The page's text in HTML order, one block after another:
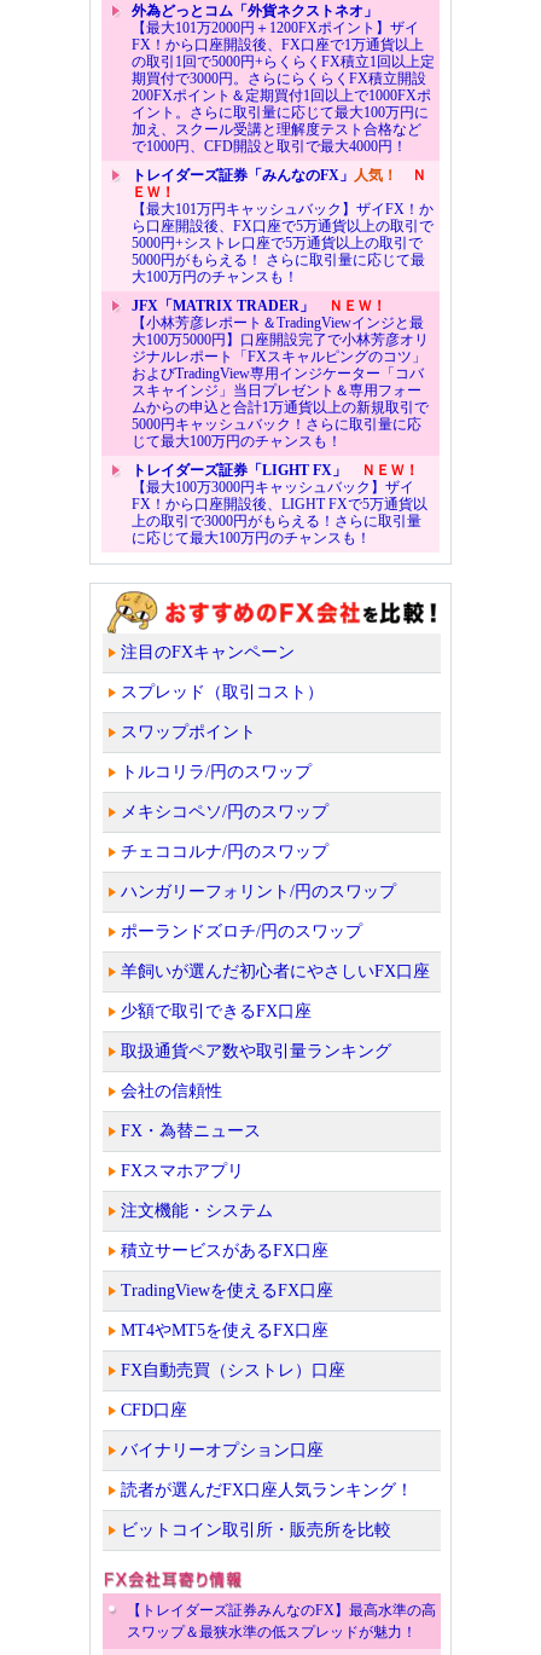
外為どっとコム「外貨ネクストネオ」
【最大101万2000円＋1200FXポイント】ザイ
FX！から口座開設後、FX口座で1万通貨以上
の取引1回で5000円+らくらくFX積立1回以上定
期買付で3000円。さらにらくらくFX積立開設
200FXポイント＆定期買付1回以上で1000FXポ
イント。さらに取引量に応じて最大100万円に
加え、スクール受講と理解度テスト合格など
で1000円、CFD開設と取引で最大4000円！
トレイダーズ証券「みんなのFX」 人気！
Ｎ
ＥＷ！
【最大101万円キャッシュバック】ザイFX！か
ら口座開設後、FX口座で5万通貨以上の取引で
5000円+シストレ口座で5万通貨以上の取引で
5000円がもらえる！ さらに取引量に応じて最
大100万円のチャンスも！
JFX「MATRIX TRADER」
ＮＥＷ！
【小林芳彦レポート＆TradingViewインジと最
大100万5000円】口座開設完了で小林芳彦オリ
ジナルレポート「FXスキャルピングのコツ」
およびTradingView専用インジケーター「コバ
スキャインジ」当日プレゼント＆専用フォー
ムからの申込と合計1万通貨以上の新規取引で
5000円キャッシュバック！さらに取引量に応
じて最大100万円のチャンスも！
トレイダーズ証券「LIGHT FX」
ＮＥＷ！
【最大100万3000円キャッシュバック】ザイ
FX！から口座開設後、LIGHT FXで5万通貨以
上の取引で3000円がもらえる！さらに取引量
に応じて最大100万円のチャンスも！
注目のFXキャンペーン
スプレッド（取引コスト）
スワップポイント
トルコリラ/円のスワップ
メキシコペソ/円のスワップ
チェココルナ/円のスワップ
ハンガリーフォリント/円のスワップ
ポーランドズロチ/円のスワップ
羊飼いが選んだ初心者にやさしいFX口座
少額で取引できるFX口座
取扱通貨ペア数や取引量ランキング
会社の信頼性
FX・為替ニュース
FXスマホアプリ
注文機能・システム
積立サービスがあるFX口座
TradingViewを使えるFX口座
MT4やMT5を使えるFX口座
FX自動売買（シストレ）口座
CFD口座
バイナリーオプション口座
読者が選んだFX口座人気ランキング！
ビットコイン取引所・販売所を比較
【トレイダーズ証券みんなのFX】最高水準の高
スワップ＆最狭水準の低スプレッドが魅力！